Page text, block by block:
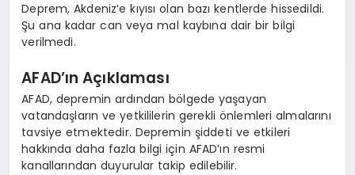
Deprem, Akdeniz’e kıyısı olan bazı kentlerde hissedildi.
Şu ana kadar can veya mal kaybına dair bir bilgi
verilmedi.
AFAD’ın Açıklaması
AFAD, depremin ardından bölgede yaşayan
vatandaşların ve yetkililerin gerekli önlemleri almalarını
tavsiye etmektedir. Depremin şiddeti ve etkileri
hakkında daha fazla bilgi için AFAD’ın resmi
kanallarından duyurular takip edilebilir.